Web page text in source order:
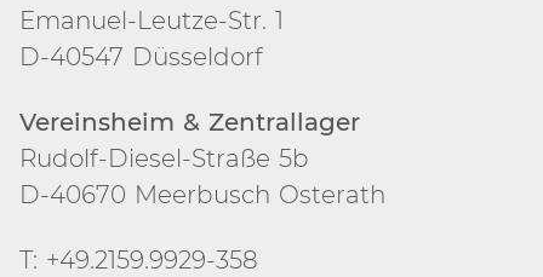
Emanuel-Leutze-Str. 1
D-40547 Düsseldorf
Vereinsheim & Zentrallager
Rudolf-Diesel-Straße 5b
D-40670 Meerbusch Osterath
T: +49.2159.9929-358